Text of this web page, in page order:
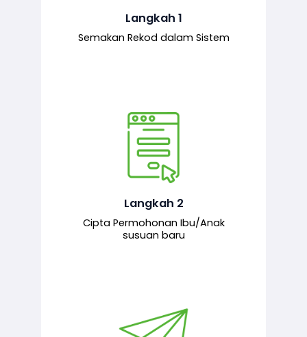
Langkah 1
Semakan Rekod dalam Sistem
Langkah 2
Cipta Permohonan Ibu/Anak
susuan baru
Pemohon mengisi borang
permohonan bagi pendaftaran
baharu melalui sistem.